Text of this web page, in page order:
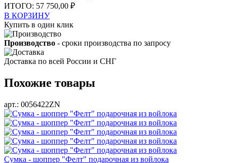
ИТОГО: 57 750,00 ₽
В КОРЗИНУ
Купить в один клик
Производство - сроки производства по запросу
Доставка по всей России и СНГ
Похожие товары
арт.: 0056422ZN
Сумка - шоппер "Фелт" подарочная из войлока